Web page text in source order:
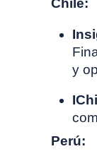
Chile:
y
Perú: